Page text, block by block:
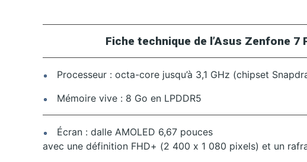
Fiche technique de l’Asus Zenfone
Processeur : octa-core jusqu’à 3,1 GHz (chipset
Mémoire vive : 8 Go en LPDDR5
Écran : dalle AMOLED 6,67 pouces
avec une définition FHD+ (2 400 x 1 080 pixels) et un